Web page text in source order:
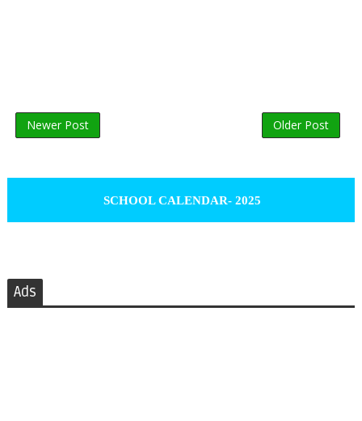
Newer Post Older Post
SCHOOL CALENDAR- 2025
Ads